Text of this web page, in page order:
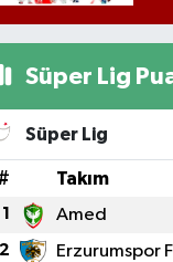
Süper Lig
Süper Lig
Takım
1 Amed
2 Erzurumspor